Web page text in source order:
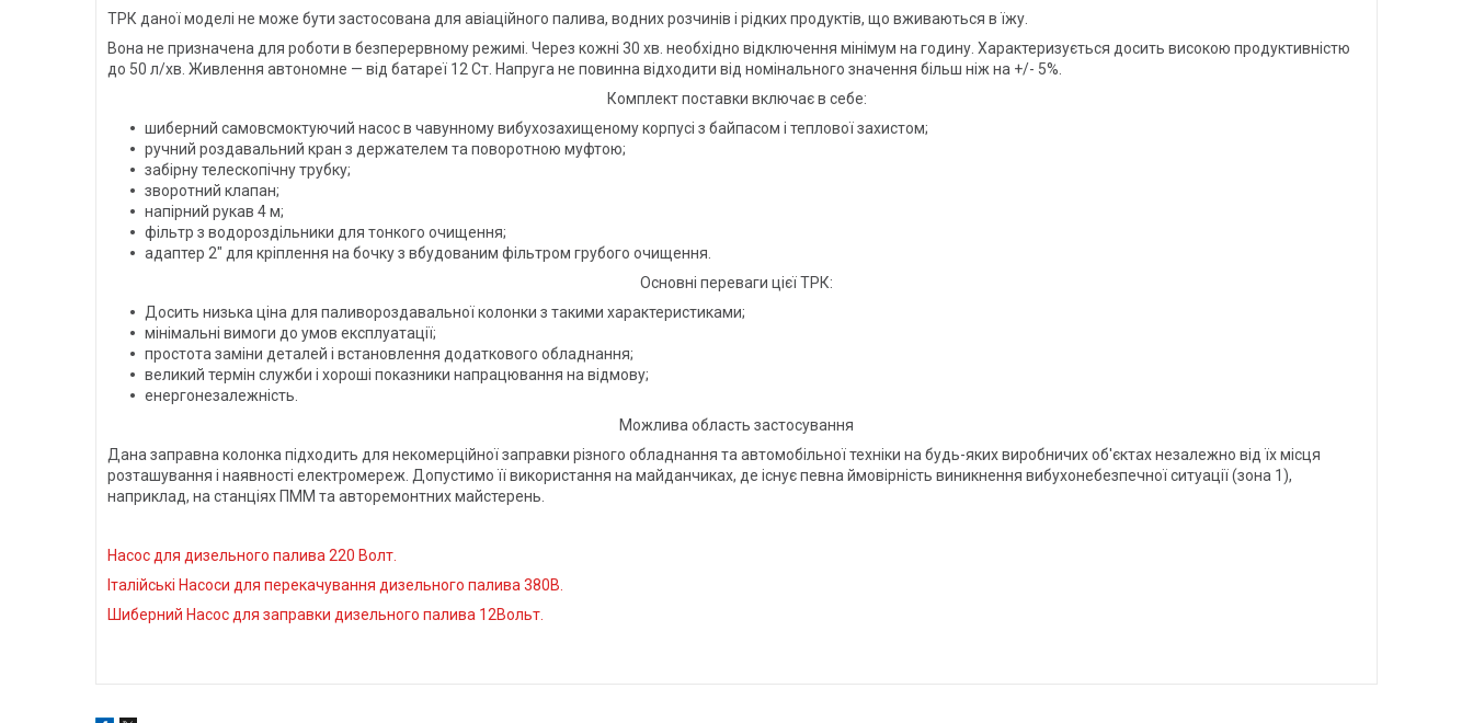
ТРК даної моделі не може бути застосована для авіаційного палива, водних розчинів і рідких продуктів, що вживаються в їжу.
Вона не призначена для роботи в безперервному режимі. Через кожні 30 хв. необхідно відключення мінімум на годину. Характеризується досить високою продуктивністю
до 50 л/хв. Живлення автономне — від батареї 12 Ст. Напруга не повинна відходити від номінального значення більш ніж на +/- 5%.
Комплект поставки включає в себе:
шиберний самовсмоктуючий насос в чавунному вибухозахищеному корпусі з байпасом і теплової захистом;
ручний роздавальний кран з держателем та поворотною муфтою;
забірну телескопічну трубку;
зворотний клапан;
напірний рукав 4 м;
фільтр з водороздільники для тонкого очищення;
адаптер 2" для кріплення на бочку з вбудованим фільтром грубого очищення.
Основні переваги цієї ТРК:
Досить низька ціна для паливороздавальної колонки з такими характеристиками;
мінімальні вимоги до умов експлуатації;
простота заміни деталей і встановлення додаткового обладнання;
великий термін служби і хороші показники напрацювання на відмову;
енергонезалежність.
Можлива область застосування
Дана заправна колонка підходить для некомерційної заправки різного обладнання та автомобільної техніки на будь-яких виробничих об'єктах незалежно від їх місця
розташування і наявності електромереж. Допустимо її використання на майданчиках, де існує певна ймовірність виникнення вибухонебезпечної ситуації (зона 1),
наприклад, на станціях ПММ та авторемонтних майстерень.
Насос для дизельного палива 220 Волт.
Італійські Насоси для перекачування дизельного палива 380В.
Шиберний Насос для заправки дизельного палива 12Вольт.